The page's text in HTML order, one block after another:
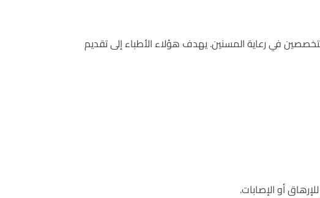
في رعاية المسنين. يهدف هؤلاء الأطباء إلى تقديم
أو الإصابات.